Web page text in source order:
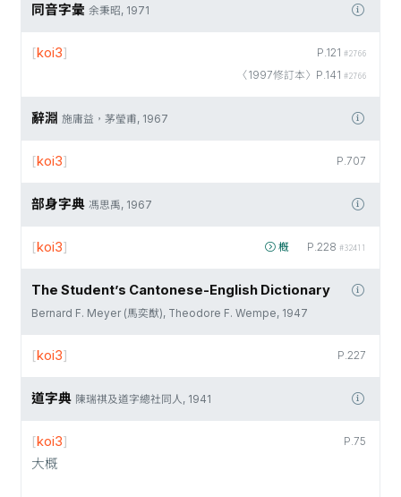
同音字彙 余秉昭, 1971
P.121 #2766
〈1997修訂本〉P.141 #2766
[koi3]
辭淵 施庸益，茅瑩甫, 1967
P.707
[koi3]
部身字典 馮思禹, 1967
槪 P.228 #32411
[koi3]
The Student’s Cantonese-English Dictionary
Bernard F. Meyer (馬奕猷), Theodore F. Wempe, 1947
P.227
[koi3]
道字典 陳瑞祺及道字總社同人, 1941
P.75
[koi3]
大概